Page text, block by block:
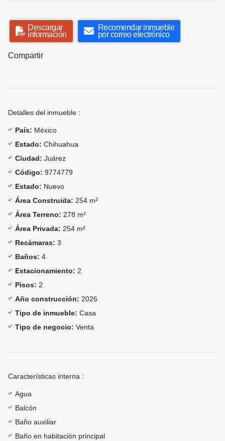
Descargar
información
Recomendar inmueble
por correo electrónico
Compartir
Detalles del inmueble :
País: México
Estado: Chihuahua
Ciudad: Juárez
Código: 9774779
Estado: Nuevo
Área Construida: 254 m²
Área Terreno: 278 m²
Área Privada: 254 m²
Recámaras: 3
Baños: 4
Estacionamiento: 2
Pisos: 2
Año construcción: 2026
Tipo de inmueble: Casa
Tipo de negocio: Venta
Características interna :
Agua
Balcón
Baño auxiliar
Baño en habitación principal